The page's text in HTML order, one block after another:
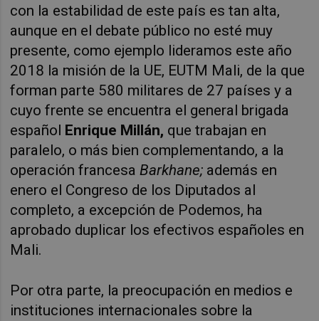
con la estabilidad de este país es tan alta,
aunque en el debate público no esté muy
presente, como ejemplo lideramos este año
2018 la misión de la UE, EUTM Mali, de la que
forman parte 580 militares de 27 países y a
cuyo frente se encuentra el general brigada
español Enrique Millán, que trabajan en
paralelo, o más bien complementando, a la
operación francesaBarkhane; además en
enero el Congreso de los Diputados al
completo, a excepción de Podemos, ha
aprobado duplicar los efectivos españoles en
Mali.
Por otra parte, la preocupación en medios e
instituciones internacionales sobre la